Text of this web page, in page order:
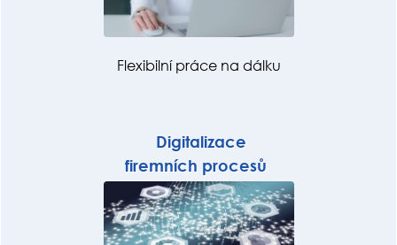
Flexibilní práce na dálku
Digitalizace
firemních procesů